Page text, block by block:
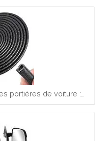
portières de voiture :…